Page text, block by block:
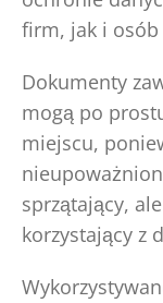
firm, jak i
Dokumenty
mogą po
miejscu,
sprzątający,
korzystający z